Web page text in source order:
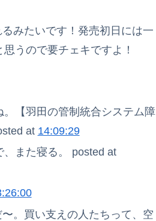
みたいです！発売初日には一
うので要チェキですよ！
【羽田の管制統合システム障
at 14:09:29
また寝る。 posted at
。買い支えの人たちって、空